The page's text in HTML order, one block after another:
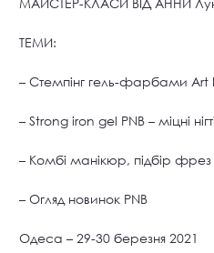
МАЙСТЕР-КЛАСИ ВІД АННИ
ТЕМИ:
– Стемпінг гель-фарбами Art
– Strong iron gel PNB – міцні
– Комбі манікюр, підбір фрез
– Огляд новинок PNB
Одеса – 29-30 березня 2021